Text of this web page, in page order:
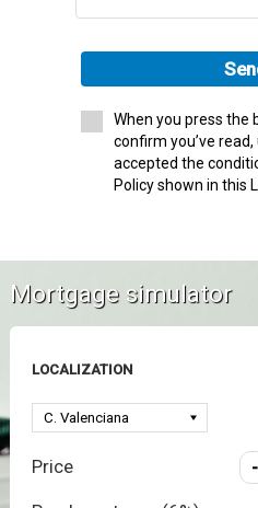
When you press the
confirm you’ve
accepted the
Policy shown in this
Mortgage simulator
LOCALIZATION
Price